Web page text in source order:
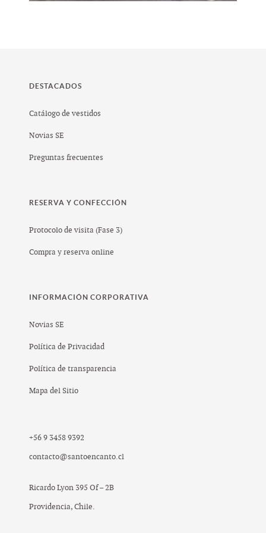
DESTACADOS
Catálogo de vestidos
Novias SE
Preguntas frecuentes
RESERVA Y CONFECCIÓN
Protocolo de visita (Fase 3)
Compra y reserva online
INFORMACIÓN CORPORATIVA
Novias SE
Política de Privacidad
Política de transparencia
Mapa del Sitio
+56 9 3458 9392
contacto@santoencanto.cl
Ricardo Lyon 395 Of – 2B
Providencia, Chile.